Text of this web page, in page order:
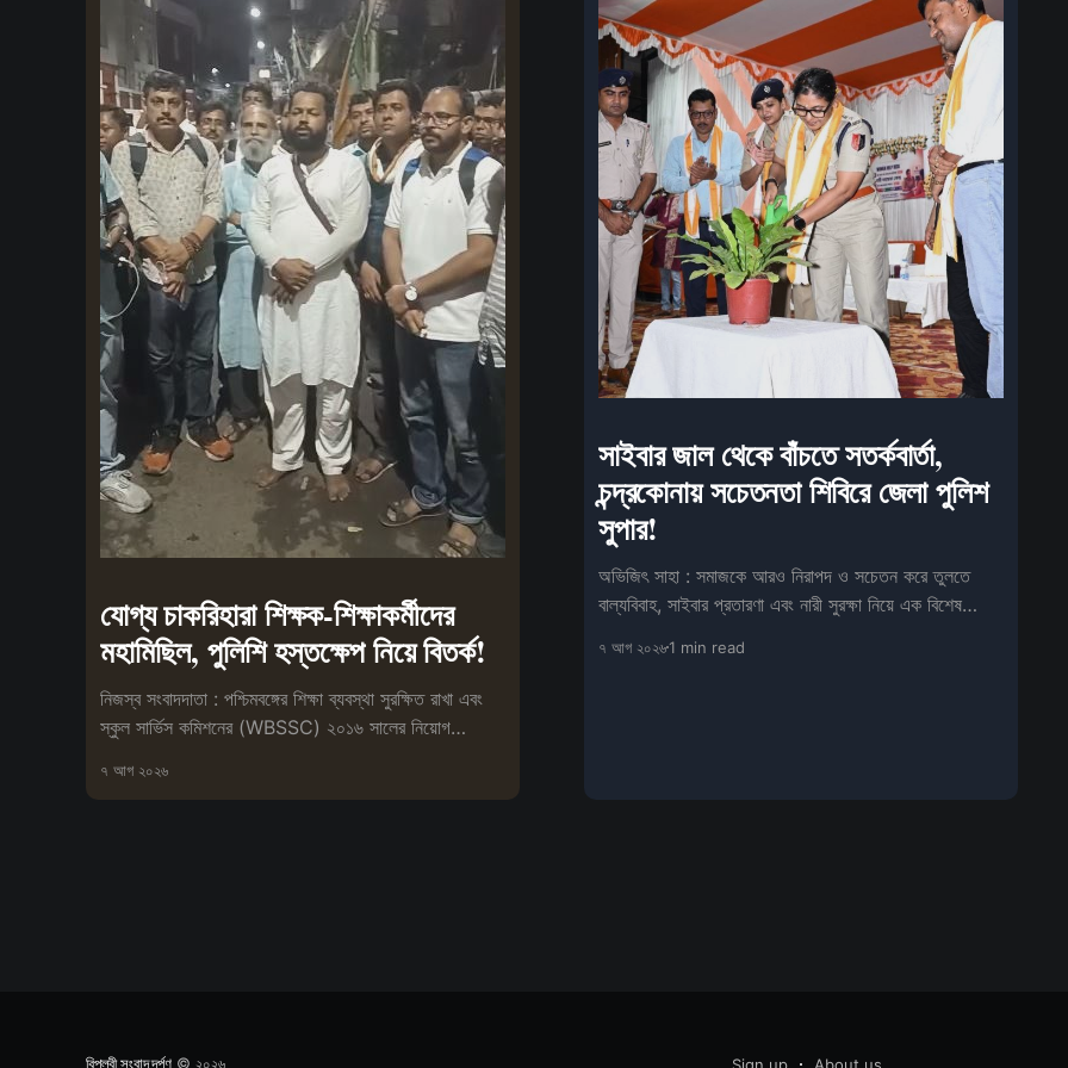
যোগ্য চাকরিহারা শিক্ষক-শিক্ষাকর্মীদের
মহামিছিল, পুলিশি হস্তক্ষেপ নিয়ে বিতর্ক!
নিজস্ব সংবাদদাতা : পশ্চিমবঙ্গের শিক্ষা ব্যবস্থা সুরক্ষিত রাখা এবং
স্কুল সার্ভিস কমিশনের (WBSSC) ২০১৬ সালের নিয়োগ
৭ আগ ২০২৬
সাইবার জাল থেকে বাঁচতে সতর্কবার্তা,
চন্দ্রকোনায় সচেতনতা শিবিরে জেলা পুলিশ
সুপার!
অভিজিৎ সাহা : সমাজকে আরও নিরাপদ ও সচেতন করে তুলতে
বাল্যবিবাহ, সাইবার প্রতারণা এবং নারী সুরক্ষা নিয়ে এক বিশেষ
৭ আগ ২০২৬1 min read
বিপ্লবী সংবাদ দর্পণ© ২০২৬